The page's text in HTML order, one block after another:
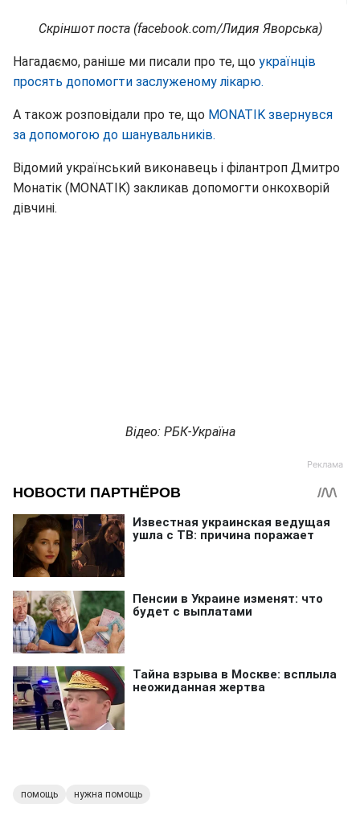
Скріншот поста (facebook.com/Лидия Яворська)
Нагадаємо, раніше ми писали про те, що українців
просять допомогти заслуженому лікарю.
А також розповідали про те, що MONATIK звернувся
за допомогою до шанувальників.
Відомий український виконавець і філантроп Дмитро
Монатік (MONATIK) закликав допомогти онкохворій
дівчині.
Відео: РБК-Україна
помощь нужна помощь